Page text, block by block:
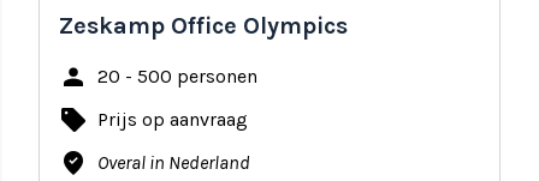
Zeskamp Office Olympics
person 20 - 500 personen
local_offer Prijs op aanvraag
where_to_vote Overal in Nederland